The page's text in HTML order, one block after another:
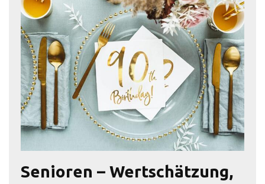
Senioren – Wertschätzung,